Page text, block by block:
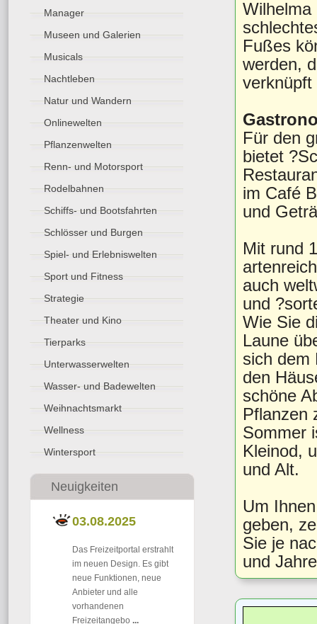
Manager
Museen und Galerien
Musicals
Nachtleben
Natur und Wandern
Onlinewelten
Pflanzenwelten
Renn- und Motorsport
Rodelbahnen
Schiffs- und Bootsfahrten
Schlösser und Burgen
Spiel- und Erlebniswelten
Sport und Fitness
Strategie
Theater und Kino
Tierparks
Unterwasserwelten
Wasser- und Badewelten
Weihnachtsmarkt
Wellness
Wintersport
Neuigkeiten
03.08.2025
Das Freizeitportal erstrahlt
im neuen Design. Es gibt
neue Funktionen, neue
Anbieter und alle
vorhandenen
Freizeitangebo ...
Wilhelma
Fußes
werden,
verknüpft
Für den
bietet
im Café
und
Mit rund
auch
und
Wie Sie
Laune
sich dem
den
schöne
Pflanzen
Sommer
Kleinod,
und Alt.
Um
geben,
Sie je
und